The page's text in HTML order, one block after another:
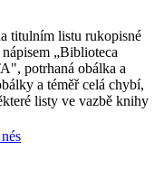
titulním listu rukopisné
„Biblioteca
potrhaná obálka a
a téměř celá chybí,
listy ve vazbě knihy